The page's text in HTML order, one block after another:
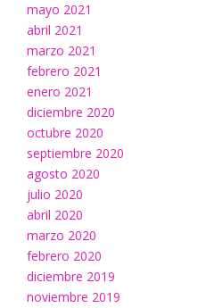
mayo 2021
abril 2021
marzo 2021
febrero 2021
enero 2021
diciembre 2020
octubre 2020
septiembre 2020
agosto 2020
julio 2020
abril 2020
marzo 2020
febrero 2020
diciembre 2019
noviembre 2019